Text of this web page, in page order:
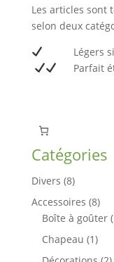
Les articles sont
selon deux
Légers
Parfait
Catégories
Divers 88
produits
Accessoires 88
Boîte à goûter
Chapeau 11